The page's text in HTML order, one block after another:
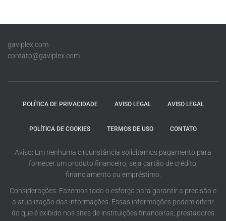
gaviplex.com
contato@gaviplex.com
POLÍTICA DE PRIVACIDADE AVISO LEGAL AVISO LEGAL
POLÍTICA DE COOKIES TERMOS DE USO CONTATO
Aviso: Em nenhuma circunstância solicitamos pagamento para
fornecer um produto financeiro, seja cartão de crédito,
financiamento ou empréstimo.
Considerações: Fazemos todo o esforço para garantir a precisão e
a atualização das informações. Essas informações podem diferir
do que é exibido nos sites de instituições financeiras, prestadores